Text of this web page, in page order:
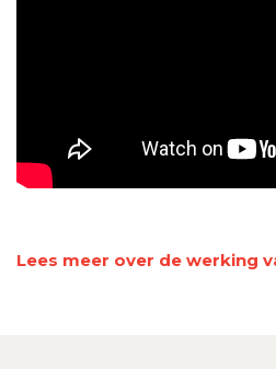
Lees meer over de werking